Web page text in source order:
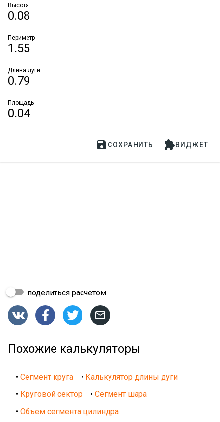
Высота
0.08
Периметр
1.55
Длина дуги
0.79
Площадь
0.04
 СОХРАНИТЬ ВИДЖЕТ
поделиться расчетом
   
Похожие калькуляторы
• Сегмент круга • Калькулятор длины дуги
• Круговой сектор • Сегмент шара
• Объем сегмента цилиндра